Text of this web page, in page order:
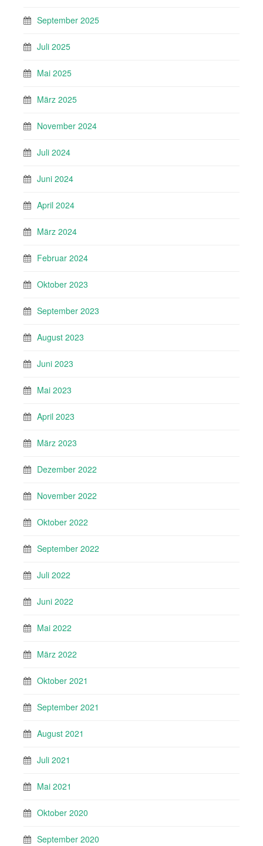
September 2025
Juli 2025
Mai 2025
März 2025
November 2024
Juli 2024
Juni 2024
April 2024
März 2024
Februar 2024
Oktober 2023
September 2023
August 2023
Juni 2023
Mai 2023
April 2023
März 2023
Dezember 2022
November 2022
Oktober 2022
September 2022
Juli 2022
Juni 2022
Mai 2022
März 2022
Oktober 2021
September 2021
August 2021
Juli 2021
Mai 2021
Oktober 2020
September 2020